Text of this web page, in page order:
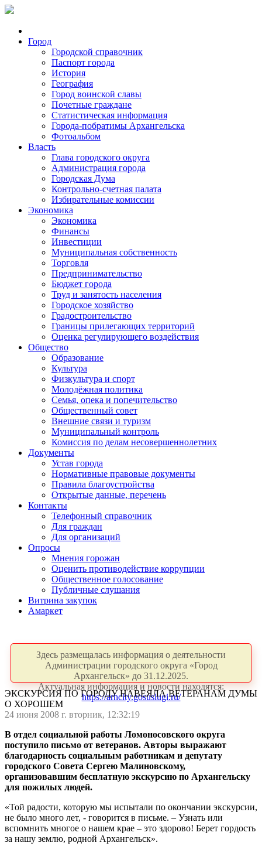
Город
Городской справочник
Паспорт города
История
География
Город воинской славы
Почетные граждане
Статистическая информация
Города-побратимы Архангельска
Фотоальбом
Власть
Глава городского округа
Администрация города
Городская Дума
Контрольно-счетная палата
Избирательные комиссии
Экономика
Экономика
Финансы
Инвестиции
Муниципальная собственность
Торговля
Предпринимательство
Бюджет города
Труд и занятость населения
Городское хозяйство
Градостроительство
Границы прилегающих территорий
Оценка регулирующего воздействия
Общество
Образование
Культура
Физкультура и спорт
Молодёжная политика
Семья, опека и попечительство
Общественный совет
Внешние связи и туризм
Муниципальный контроль
Комиссия по делам несовершеннолетних
Документы
Устав города
Нормативные правовые документы
Правила благоустройства
Открытые данные, перечень
Контакты
Телефонный справочник
Для граждан
Для организаций
Опросы
Мнения горожан
Оценить противодействие коррупции
Общественное голосование
Публичные слушания
Витрина закупок
Амаркет
Здесь размещалась информация о деятельности
Администрации городского округа «Город
Архангельск» до 31.12.2025.
Актуальная информация и новости находятся:
https://arhcity.gosuslugi.ru/
ЭКСКУРСИЯ ПО ГОРОДУ НАВЕЯЛА ВЕТЕРАНАМ ДУМЫ
О ХОРОШЕМ
24 июня 2008 г. вторник, 12:32:19
В отдел социальной работы Ломоносовского округа
поступило письмо от ветеранов. Авторы выражают
благодарность социальным работникам и депутату
городского Совета Сергею Малиновскому,
организовавшим бесплатную экскурсию по Архангельску
для пожилых людей.
«Той радости, которую мы испытали по окончании экскурсии,
не было много лет, - говорится в письме. – Узнать или
вспомнить многое о нашем крае – это здорово! Берет гордость
за нашу землю, родной Архангельск».